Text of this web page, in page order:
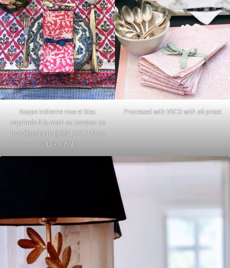
Nappe indienne rose et bleu
imprimée à la main au tampon de
bois (block print) ARLECCHINO de
VILLA D’ISSI
Processed with VSCO with a6 preset